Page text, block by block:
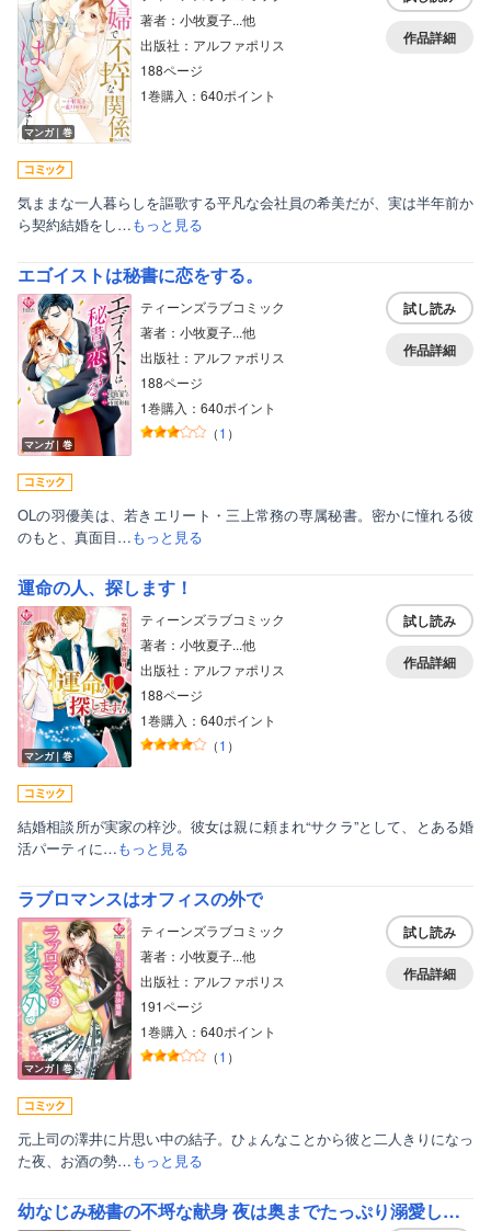
マンガ｜巻
著者：小牧夏子...他
出版社：アルファポリス
188ページ
1巻購入：640ポイント
作品詳細
気ままな一人暮らしを謳歌する平凡な会社員の希美だが、実は半年前か
ら契約結婚をし…もっと見る
エゴイストは秘書に恋をする。
マンガ｜巻
ティーンズラブコミック
著者：小牧夏子...他
出版社：アルファポリス
188ページ
1巻購入：640ポイント
（1 ）
試し読み
作品詳細
OLの羽優美は、若きエリート・三上常務の専属秘書。密かに憧れる彼
のもと、真面目…もっと見る
運命の人、探します！
マンガ｜巻
ティーンズラブコミック
著者：小牧夏子...他
出版社：アルファポリス
188ページ
1巻購入：640ポイント
（1 ）
試し読み
作品詳細
結婚相談所が実家の梓沙。彼女は親に頼まれ“サクラ”として、とある婚
活パーティに…もっと見る
ラブロマンスはオフィスの外で
マンガ｜巻
ティーンズラブコミック
著者：小牧夏子...他
出版社：アルファポリス
191ページ
1巻購入：640ポイント
（1 ）
試し読み
作品詳細
元上司の澤井に片思い中の結子。ひょんなことから彼と二人きりになっ
た夜、お酒の勢…もっと見る
幼なじみ秘書の不埒な献身 夜は奥までたっぷり溺愛してきます【かきおろし漫画付】